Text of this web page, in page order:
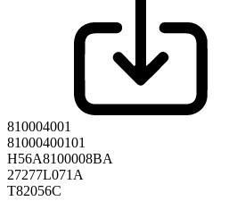
810004001
81000400101
H56A8100008BA
27277L071A
T82056C